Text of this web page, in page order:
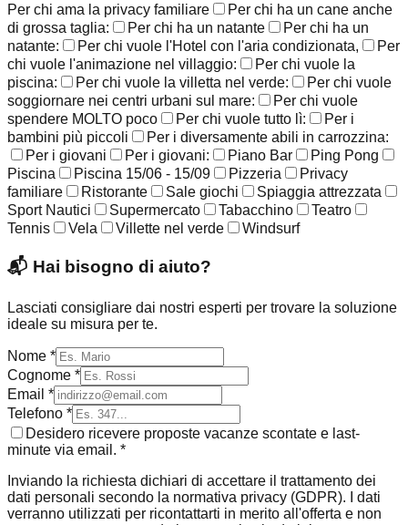
Per chi ama la privacy familiare
Per chi ha un cane anche
di grossa taglia:
Per chi ha un natante
Per chi ha un
natante:
Per chi vuole l'Hotel con l'aria condizionata,
Per
chi vuole l'animazione nel villaggio:
Per chi vuole la
piscina:
Per chi vuole la villetta nel verde:
Per chi vuole
soggiornare nei centri urbani sul mare:
Per chi vuole
spendere MOLTO poco
Per chi vuole tutto lì:
Per i
bambini più piccoli
Per i diversamente abili in carrozzina:
Per i giovani
Per i giovani: Piano Bar
Ping Pong
Piscina
Piscina 15/06 - 15/09 Pizzeria
Privacy
familiare
Ristorante Sale giochi
Spiaggia attrezzata
Sport Nautici
Supermercato Tabacchino
Teatro
Tennis
Vela Villette nel verde Windsurf
📬 Hai bisogno di aiuto?
Lasciati consigliare dai nostri esperti per trovare la soluzione
ideale su misura per te.
Nome *
Cognome *
Email *
Telefono *
Desidero ricevere proposte vacanze scontate e last-
minute via email. *
Inviando la richiesta dichiari di accettare il trattamento dei
dati personali secondo la normativa privacy (GDPR). I dati
verranno utilizzati per ricontattarti in merito all'offerta e non